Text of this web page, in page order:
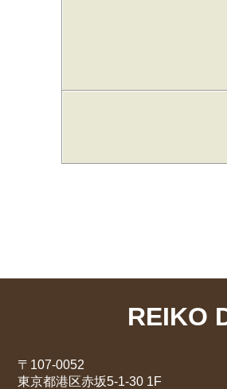
REIKO
〒107-0052
東京都港区赤坂5-1-30 1F